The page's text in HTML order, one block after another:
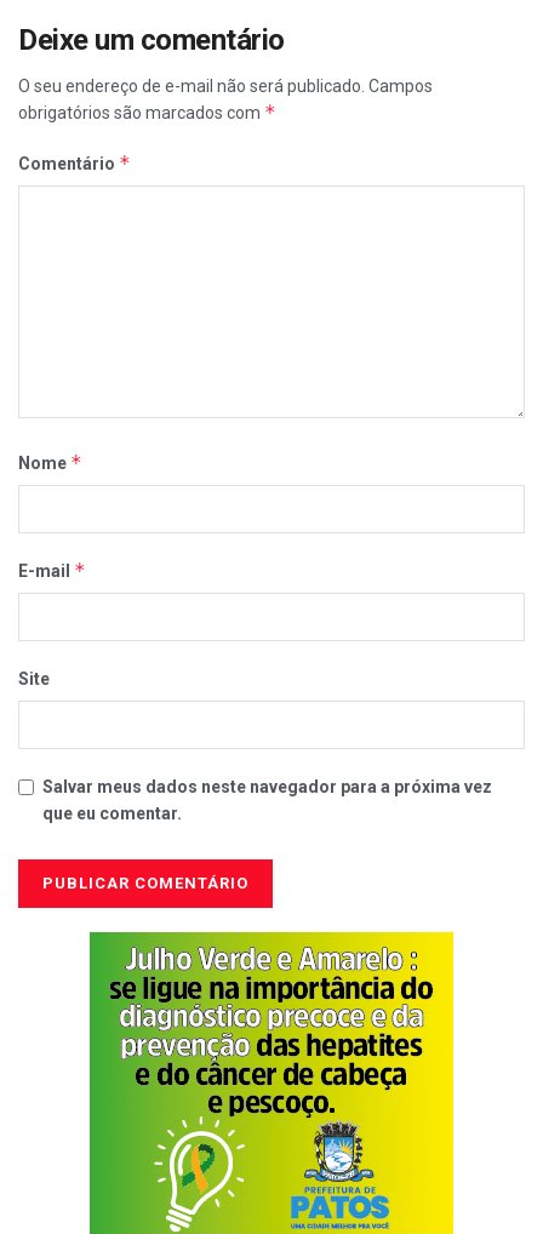
Deixe um comentário
O seu endereço de e-mail não será publicado. Campos
obrigatórios são marcados com *
Comentário *
Nome *
E-mail *
Site
Salvar meus dados neste navegador para a próxima vez
que eu comentar.